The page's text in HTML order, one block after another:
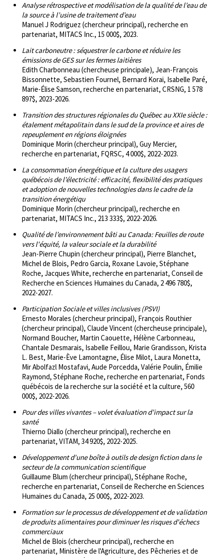
Analyse rétrospective et modélisation de la qualité de l’eau de
la source à l’usine de traitement d’eau
Manuel J Rodriguez (chercheur principal), recherche en
partenariat, MITACS Inc., 15 000$, 2023.
Lait carboneutre : séquestrer le carbone et réduire les
émissions de GES sur les fermes laitières
Edith Charbonneau (chercheuse principale), Jean-François
Bissonnette, Sebastien Fournel, Bernard Korai, Isabelle Paré,
Marie-Élise Samson, recherche en partenariat, CRSNG, 1 578
897$, 2023-2026.
Transition des structures régionales du Québec au XXIe siècle :
étalement métapolitain dans le sud de la province et aires de
repeuplement en régions éloignées
Dominique Morin (chercheur principal), Guy Mercier,
recherche en partenariat, FQRSC, 4 000$, 2022-2023.
La consommation énergétique et la culture des usagers
québécois de l’électricité : efficacité, flexibilité des pratiques
et adoption de nouvelles technologies dans le cadre de la
transition énergétiqu
Dominique Morin (chercheur principal), recherche en
partenariat, MITACS Inc., 213 333$, 2022-2026.
Qualité de l’environnement bâti au Canada: Feuilles de route
vers l'équité, la valeur sociale et la durabilité
Jean-Pierre Chupin (chercheur principal), Pierre Blanchet,
Michel de Blois, Pedro Garcia, Roxane Lavoie, Stéphane
Roche, Jacques White, recherche en partenariat, Conseil de
Recherche en Sciences Humaines du Canada, 2 496 780$,
2022-2027.
Participation Sociale et villes inclusives (PSVI)
Ernesto Morales (chercheur principal), François Routhier
(chercheur principal), Claude Vincent (chercheuse principale),
Normand Boucher, Martin Caouette, Hélène Carbonneau,
Chantale Desmarais, Isabelle Feillou, Marie Grandisson, Krista
L. Best, Marie-Ève Lamontagne, Élise Milot, Laura Monetta,
Mir Abolfazl Mostafavi, Aude Porcedda, Valérie Poulin, Émilie
Raymond, Stéphane Roche, recherche en partenariat, Fonds
québécois de la recherche sur la société et la culture, 560
000$, 2022-2026.
Pour des villes vivantes – volet évaluation d’impact sur la
santé
Thierno Diallo (chercheur principal), recherche en
partenariat, VITAM, 34 920$, 2022-2025.
Développement d'une boîte à outils de design fiction dans le
secteur de la communication scientifique
Guillaume Blum (chercheur principal), Stéphane Roche,
recherche en partenariat, Conseil de Recherche en Sciences
Humaines du Canada, 25 000$, 2022-2023.
Formation sur le processus de développement et de validation
de produits alimentaires pour diminuer les risques d'échecs
commerciaux
Michel de Blois (chercheur principal), recherche en
partenariat, Ministère de l'Agriculture, des Pêcheries et de